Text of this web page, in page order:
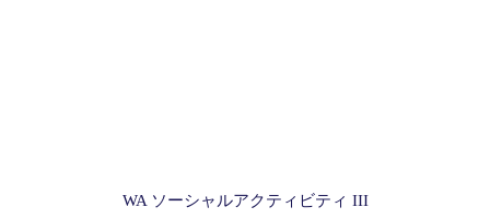
WA ソーシャルアクティビティ III